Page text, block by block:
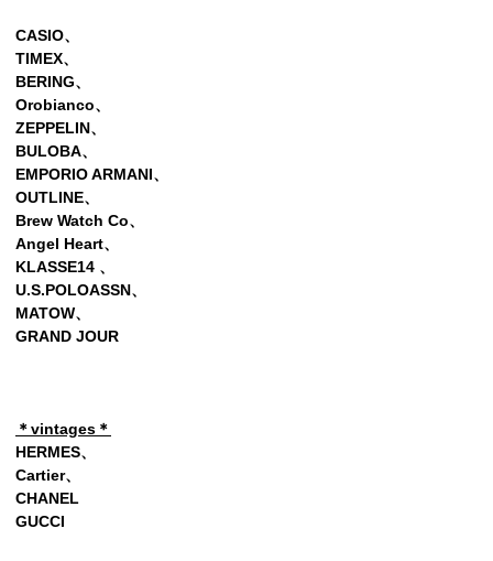
CASIO、
TIMEX、
BERING、
Orobianco、
ZEPPELIN、
BULOBA、
EMPORIO ARMANI、
OUTLINE、
Brew Watch Co、
Angel Heart、
KLASSE14 、
U.S.POLOASSN、
MATOW、
GRAND JOUR
＊vintages＊
HERMES、
Cartier、
CHANEL
GUCCI